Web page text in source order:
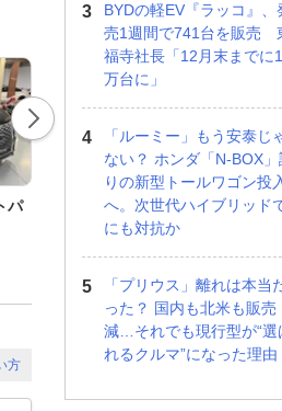
パ
万円
2.5 250
203.9
方
BYDの軽EV『ラッコ』、
売1週間で741台を販売
福寺社長「12月末までに1
万台に」
「ルーミー」もう安泰じ
ない？ ホンダ「N-BOX」
りの新型トールワゴン投
へ。次世代ハイブリッド
にも対抗か
「プリウス」離れは本当
った？ 国内も北米も販売
減…それでも現行型が“選
れるクルマ”になった理由